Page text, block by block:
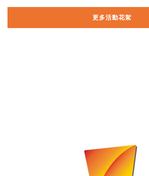
更多活動花絮